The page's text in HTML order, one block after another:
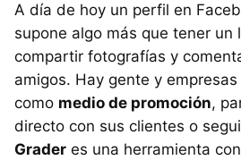
A día de hoy un perfil en
supone algo más que tener un
compartir fotografías y
amigos. Hay gente y
como medio de promoción,
directo con sus clientes o
Grader es una herramienta